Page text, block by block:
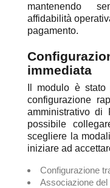
mantenendo
affidabilità
pagamento.
immediata
Il modulo è
configurazione
amministrativo di
possibile
scegliere la
iniziare ad
Configurazione
Associazione